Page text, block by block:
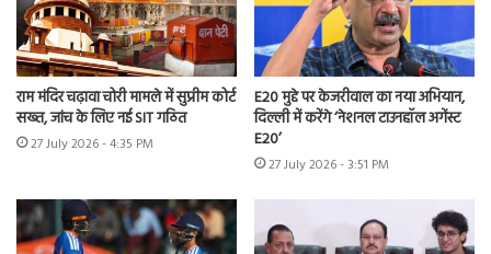
राम मंदिर चढ़ावा चोरी मामले में सुप्रीम कोर्ट
सख्त, जांच के लिए नई SIT गठित
27 July 2026 - 4:35 PM
E20 मुद्दे पर केजरीवाल का नया अभियान,
दिल्ली में करेंगे ‘नेशनल टाउनहॉल अगेंस्ट
E20’
27 July 2026 - 3:51 PM